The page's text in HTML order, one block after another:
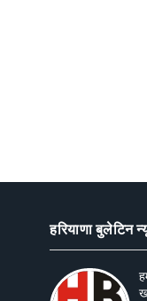
हरियाणा बुलेटिन